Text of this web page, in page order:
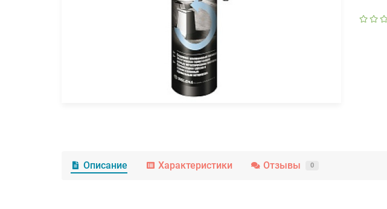
Описание Характеристики Отзывы 0